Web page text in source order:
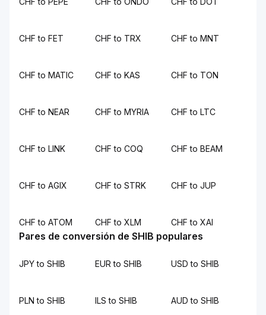
CHF to FET CHF to TRX CHF to MNT
CHF to MATIC CHF to KAS CHF to TON
CHF to NEAR CHF to MYRIA CHF to LTC
CHF to LINK CHF to COQ CHF to BEAM
CHF to AGIX CHF to STRK CHF to JUP
CHF to ATOM CHF to XLM CHF to XAI
Pares de conversión de SHIB populares
JPY to SHIB EUR to SHIB USD to SHIB
PLN to SHIB ILS to SHIB AUD to SHIB